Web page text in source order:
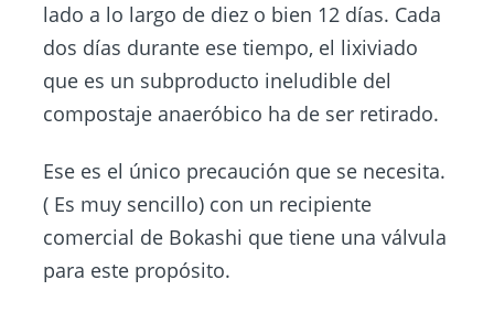
lado a lo largo de diez o bien 12 días. Cada
dos días durante ese tiempo, el lixiviado
que es un subproducto ineludible del
compostaje anaeróbico ha de ser retirado.
Ese es el único precaución que se necesita.
( Es muy sencillo) con un recipiente
comercial de Bokashi que tiene una válvula
para este propósito.